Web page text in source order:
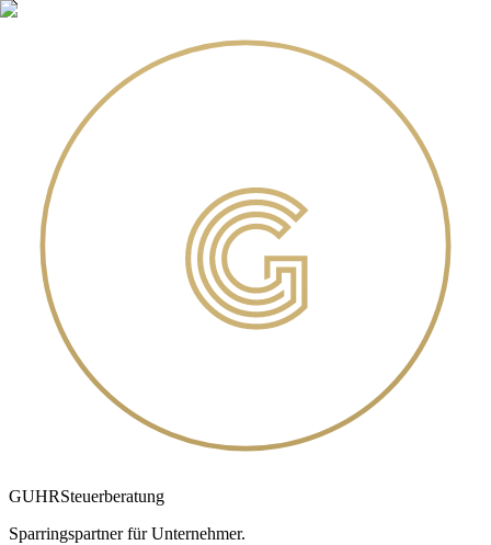
GUHRSteuerberatung
Sparringspartner für Unternehmer.